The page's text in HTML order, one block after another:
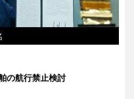
の航行禁止検討